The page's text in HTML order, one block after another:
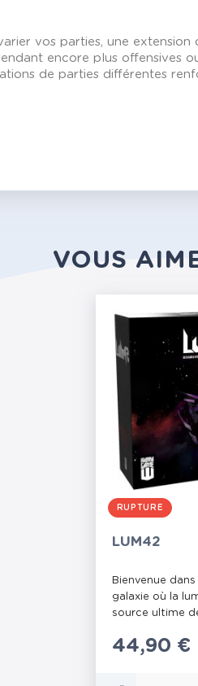
vos parties, une
encore plus offensives
de parties différentes
VOUS
RUPTURE
LUM42
Bienvenue
galaxie où la
source ultime
Prix
44,90 €